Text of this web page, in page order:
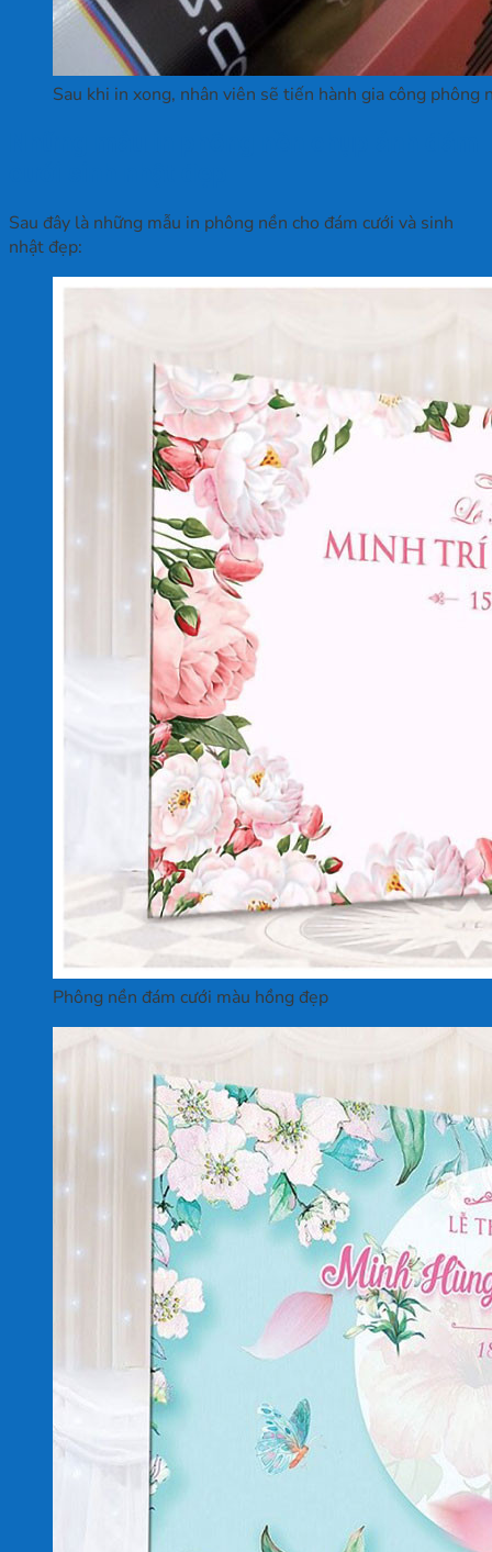
Sau khi in xong, nhân viên sẽ tiến hành gia công phông
Sau đây là những mẫu in phông nền cho đám cưới và sinh
nhật đẹp:
Phông nền đám cưới màu hồng đẹp